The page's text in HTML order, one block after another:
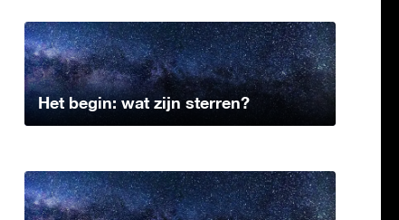
Het begin: wat zijn sterren?